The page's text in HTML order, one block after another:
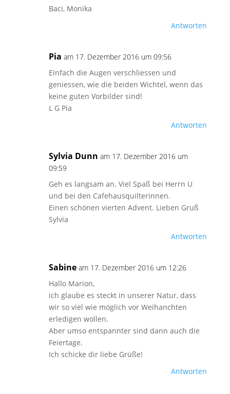
Baci, Monika
Antworten
Pia am 17. Dezember 2016 um 09:56
Einfach die Augen verschliessen und
geniessen, wie die beiden Wichtel, wenn das
keine guten Vorbilder sind!
L G Pia
Antworten
Sylvia Dunn am 17. Dezember 2016 um
09:59
Geh es langsam an. Viel Spaß bei Herrn U
und bei den Cafehausquilterinnen.
Einen schönen vierten Advent. Lieben Gruß
Sylvia
Antworten
Sabine am 17. Dezember 2016 um 12:26
Hallo Marion,
ich glaube es steckt in unserer Natur, dass
wir so viel wie möglich vor Weihanchten
erledigen wollen.
Aber umso entspannter sind dann auch die
Feiertage.
Ich schicke dir liebe Grüße!
Antworten